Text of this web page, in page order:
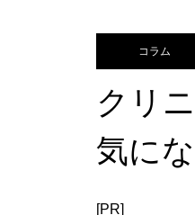
コラム
クリ
気に
[PR]